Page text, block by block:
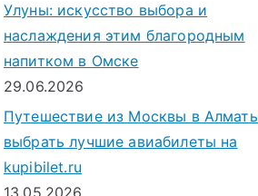
Улуны: искусство выбора и
наслаждения этим благородным
напитком в Омске
29.06.2026
Путешествие из Москвы в
выбрать лучшие авиабилеты на
kupibilet.ru
13.05.2026